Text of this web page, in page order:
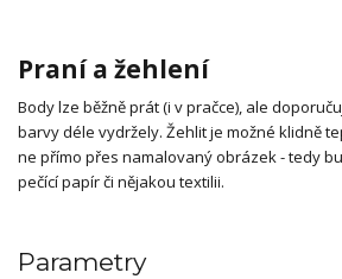
Praní a žehlení
Body lze běžně prát (i v pračce), ale
barvy déle vydržely. Žehlit je možné klidně
ne přímo přes namalovaný obrázek - tedy
pečící papír či nějakou textilii.
Parametry